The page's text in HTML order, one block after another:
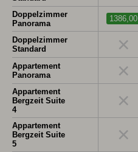
Doppelzimmer
Panorama
1386,00
Doppelzimmer
Standard
×
Appartement
Panorama
×
Appartement
Bergzeit Suite
4
×
Appartement
Bergzeit Suite
5
×